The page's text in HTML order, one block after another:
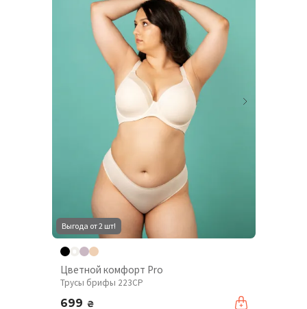
Выгода от 2 шт!
Цветной комфорт Pro
Трусы брифы 223CP
699 ₴